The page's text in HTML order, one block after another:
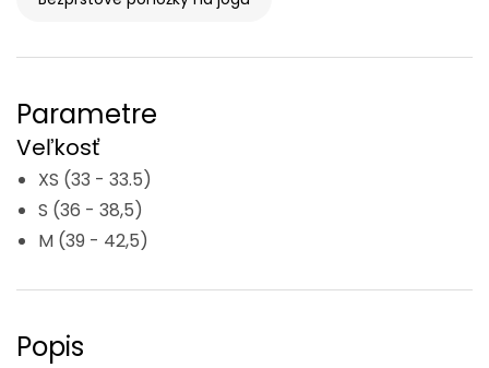
Parametre
Veľkosť
XS (33 - 33.5)
S (36 - 38,5)
M (39 - 42,5)
Popis